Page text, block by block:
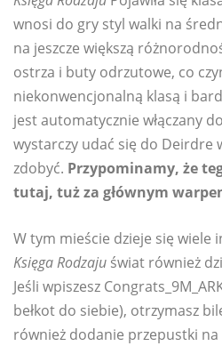
wnosi do gry styl walki na
na jeszcze większą
ostrza i buty odrzutowe, co
niekonwencjonalną klasą i
jest automatycznie włączany
wystarczy udać się do Deirdre
zdobyć. Przypominamy, że
tutaj, tuż za głównym
W tym mieście dzieje się wiele
Księga Rodzaju świat również
Jeśli wpiszesz
bełkot do siebie), otrzymasz
również dodanie przepustki